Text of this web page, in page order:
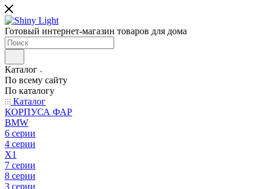
Готовый интернет-магазин товаров для дома
Каталог
По всему сайту
По каталогу
Каталог
КОРПУСА ФАР
BMW
6 серии
4 серии
X1
7 серии
8 серии
3 серии